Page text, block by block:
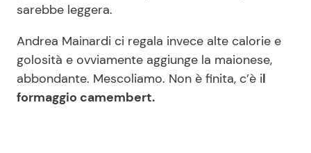
sarebbe leggera.
Andrea Mainardi ci regala invece alte calorie e
golosità e ovviamente aggiunge la maionese,
abbondante. Mescoliamo. Non è finita, c’è il
formaggio camembert.